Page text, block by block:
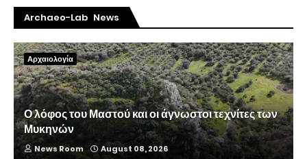
Archaeo-Lab News
Αρχαιολογία
Ο λόφος του Μαστού και οι άγνωστοι τεχνίτες των
Μυκηνών
News Room August 08, 2026